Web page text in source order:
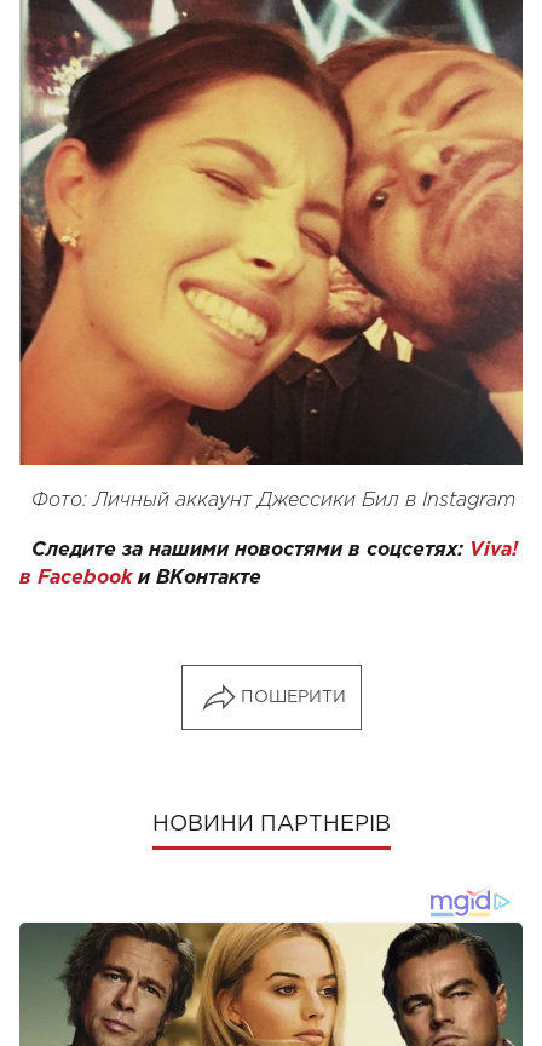
Фото: Личный аккаунт Джессики Бил в Instagram
Следите за нашими новостями в соцсетях: Viva!
в Facebookи ВКонтакте
ПОШЕРИТИ
НОВИНИ ПАРТНЕРІВ